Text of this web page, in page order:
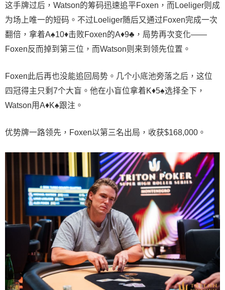
这手牌过后，Watson的筹码迅速追平Foxen，而Loeliger则成
为场上唯一的短码。不过Loeliger随后又通过Foxen完成一次
翻倍，拿着A♠10♦击败Foxen的A♦9♣，局势再次变化——
Foxen反而掉到第三位，而Watson则来到领先位置。
Foxen此后再也没能追回局势。几个小底池旁落之后，这位
四冠得主只剩7个大盲。他在小盲位拿着K♦5♠选择全下，
Watson用A♦K♠跟注。
优势牌一路领先，Foxen以第三名出局，收获$168,000。